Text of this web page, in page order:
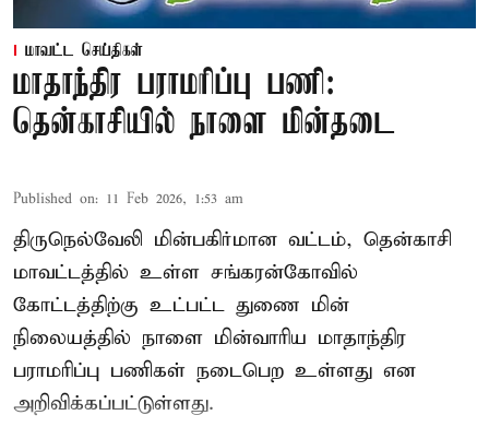
மாவட்ட செய்திகள்
மாதாந்திர பராமரிப்பு பணி:
தென்காசியில் நாளை மின்தடை
Published on: 11 Feb 2026, 1:53 am
திருநெல்வேலி மின்பகிர்மான வட்டம், தென்காசி
மாவட்டத்தில் உள்ள சங்கரன்கோவில்
கோட்டத்திற்கு உட்பட்ட துணை மின்
நிலையத்தில் நாளை மின்வாரிய மாதாந்திர
பராமரிப்பு பணிகள் நடைபெற உள்ளது என
அறிவிக்கப்பட்டுள்ளது.